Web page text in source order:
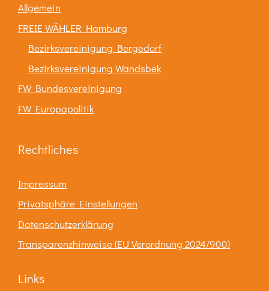
Allgemein
FREIE WÄHLER Hamburg
Bezirksvereinigung Bergedorf
Bezirksvereinigung Wandsbek
FW Bundesvereinigung
FW Europapolitik
Rechtliches
Impressum
Privatsphäre Einstellungen
Datenschutzerklärung
Transparenzhinweise (EU Verordnung 2024/900)
Links